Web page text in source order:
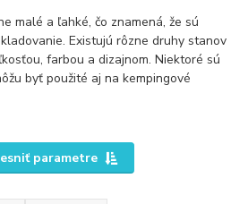
malé a ľahké, čo znamená, že sú
Existujú rôzne druhy stanov
farbou a dizajnom. Niektoré sú
byť použité aj na kempingové
parametre